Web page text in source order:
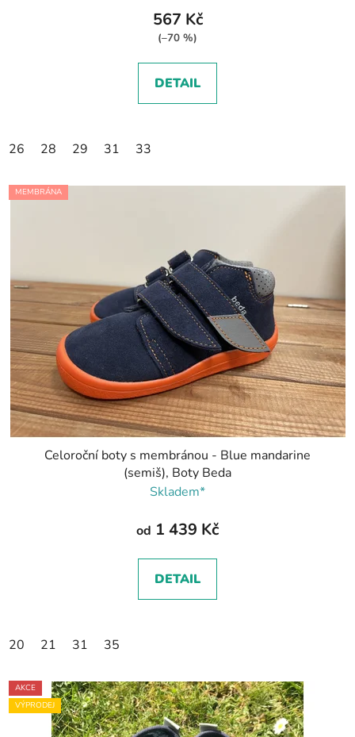
567 Kč
(–70 %)
DETAIL
26 28 29 31 33
MEMBRÁNA
Celoroční boty s membránou - Blue mandarine
(semiš), Boty Beda
Skladem*
od 1 439 Kč
DETAIL
20 21 31 35
AKCE
VÝPRODEJ